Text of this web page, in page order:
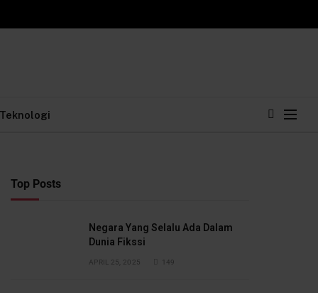
Teknologi
Top Posts
Negara Yang Selalu Ada Dalam
Dunia Fikssi
APRIL 25, 2025 149